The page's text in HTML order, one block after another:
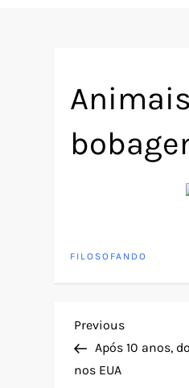
FILOSOFANDO
N
a
Previous
Post
Previous
Após 10 anos,
nos EUA